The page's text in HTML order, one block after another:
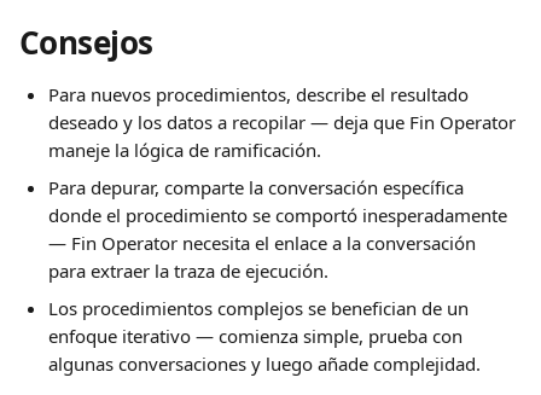
Consejos
Para nuevos procedimientos, describe el resultado
deseado y los datos a recopilar — deja que Fin Operator
maneje la lógica de ramificación.
Para depurar, comparte la conversación específica
donde el procedimiento se comportó inesperadamente
— Fin Operator necesita el enlace a la conversación
para extraer la traza de ejecución.
Los procedimientos complejos se benefician de un
enfoque iterativo — comienza simple, prueba con
algunas conversaciones y luego añade complejidad.